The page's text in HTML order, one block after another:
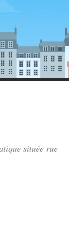
située rue